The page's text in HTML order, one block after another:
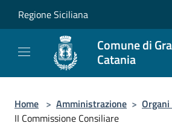
Regione Siciliana
Comune di
Catania
Home > Amministrazione >
II Commissione Consiliare